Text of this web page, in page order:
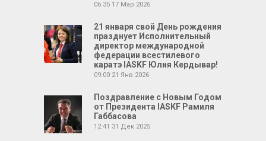
06:35 17 Мар 2026
21 января свой День рождения
празднует Исполнительный
директор международной
федерации всестилевого
каратэ IASKF Юлия Кердывар!
09:00 21 Янв 2026
Поздравление с Новым Годом
от Президента IASKF Рамиля
Габбасова
12:41 31 Дек 2025